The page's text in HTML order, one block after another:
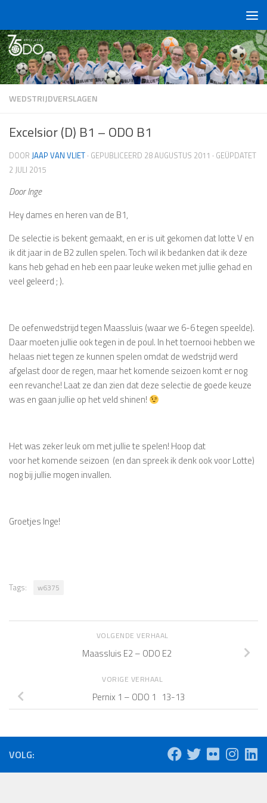
WEDSTRIJDVERSLAGEN
Excelsior (D) B1 – ODO B1
DOOR JAAP VAN VLIET · GEPUBLICEERD 28 AUGUSTUS 2011 · GEÜPDATET
2 JULI 2015
Door Inge
Hey dames en heren van de B1,
De selectie is bekent gemaakt, en er is uit gekomen dat lotte V en
ik dit jaar in de B2 zullen spelen. Toch wil ik bedanken dat ik deze
kans heb gehad en heb een paar leuke weken met jullie gehad en
veel geleerd ; ).
De oefenwedstrijd tegen Maassluis (waar we 6-6 tegen speelde).
Daar moeten jullie ook tegen in de poul. In het toernooi hebben we
helaas niet tegen ze kunnen spelen omdat de wedstrijd werd
afgelast door de regen, maar het komende seizoen komt er nog
een revanche! Laat ze dan zien dat deze selectie de goede keuze
was en gaan jullie op het veld shinen!
Het was zeker leuk om met jullie te spelen! Hoop dat
voor het komende seizoen (en dan spreek ik denk ook voor Lotte)
nog bij jullie mogen invallen.
Groetjes Inge!
Tags: w6375
VOLGENDE VERHAAL
Maassluis E2 – ODO E2
VORIGE VERHAAL
Pernix 1 – ODO 1 13-13
VOLG: